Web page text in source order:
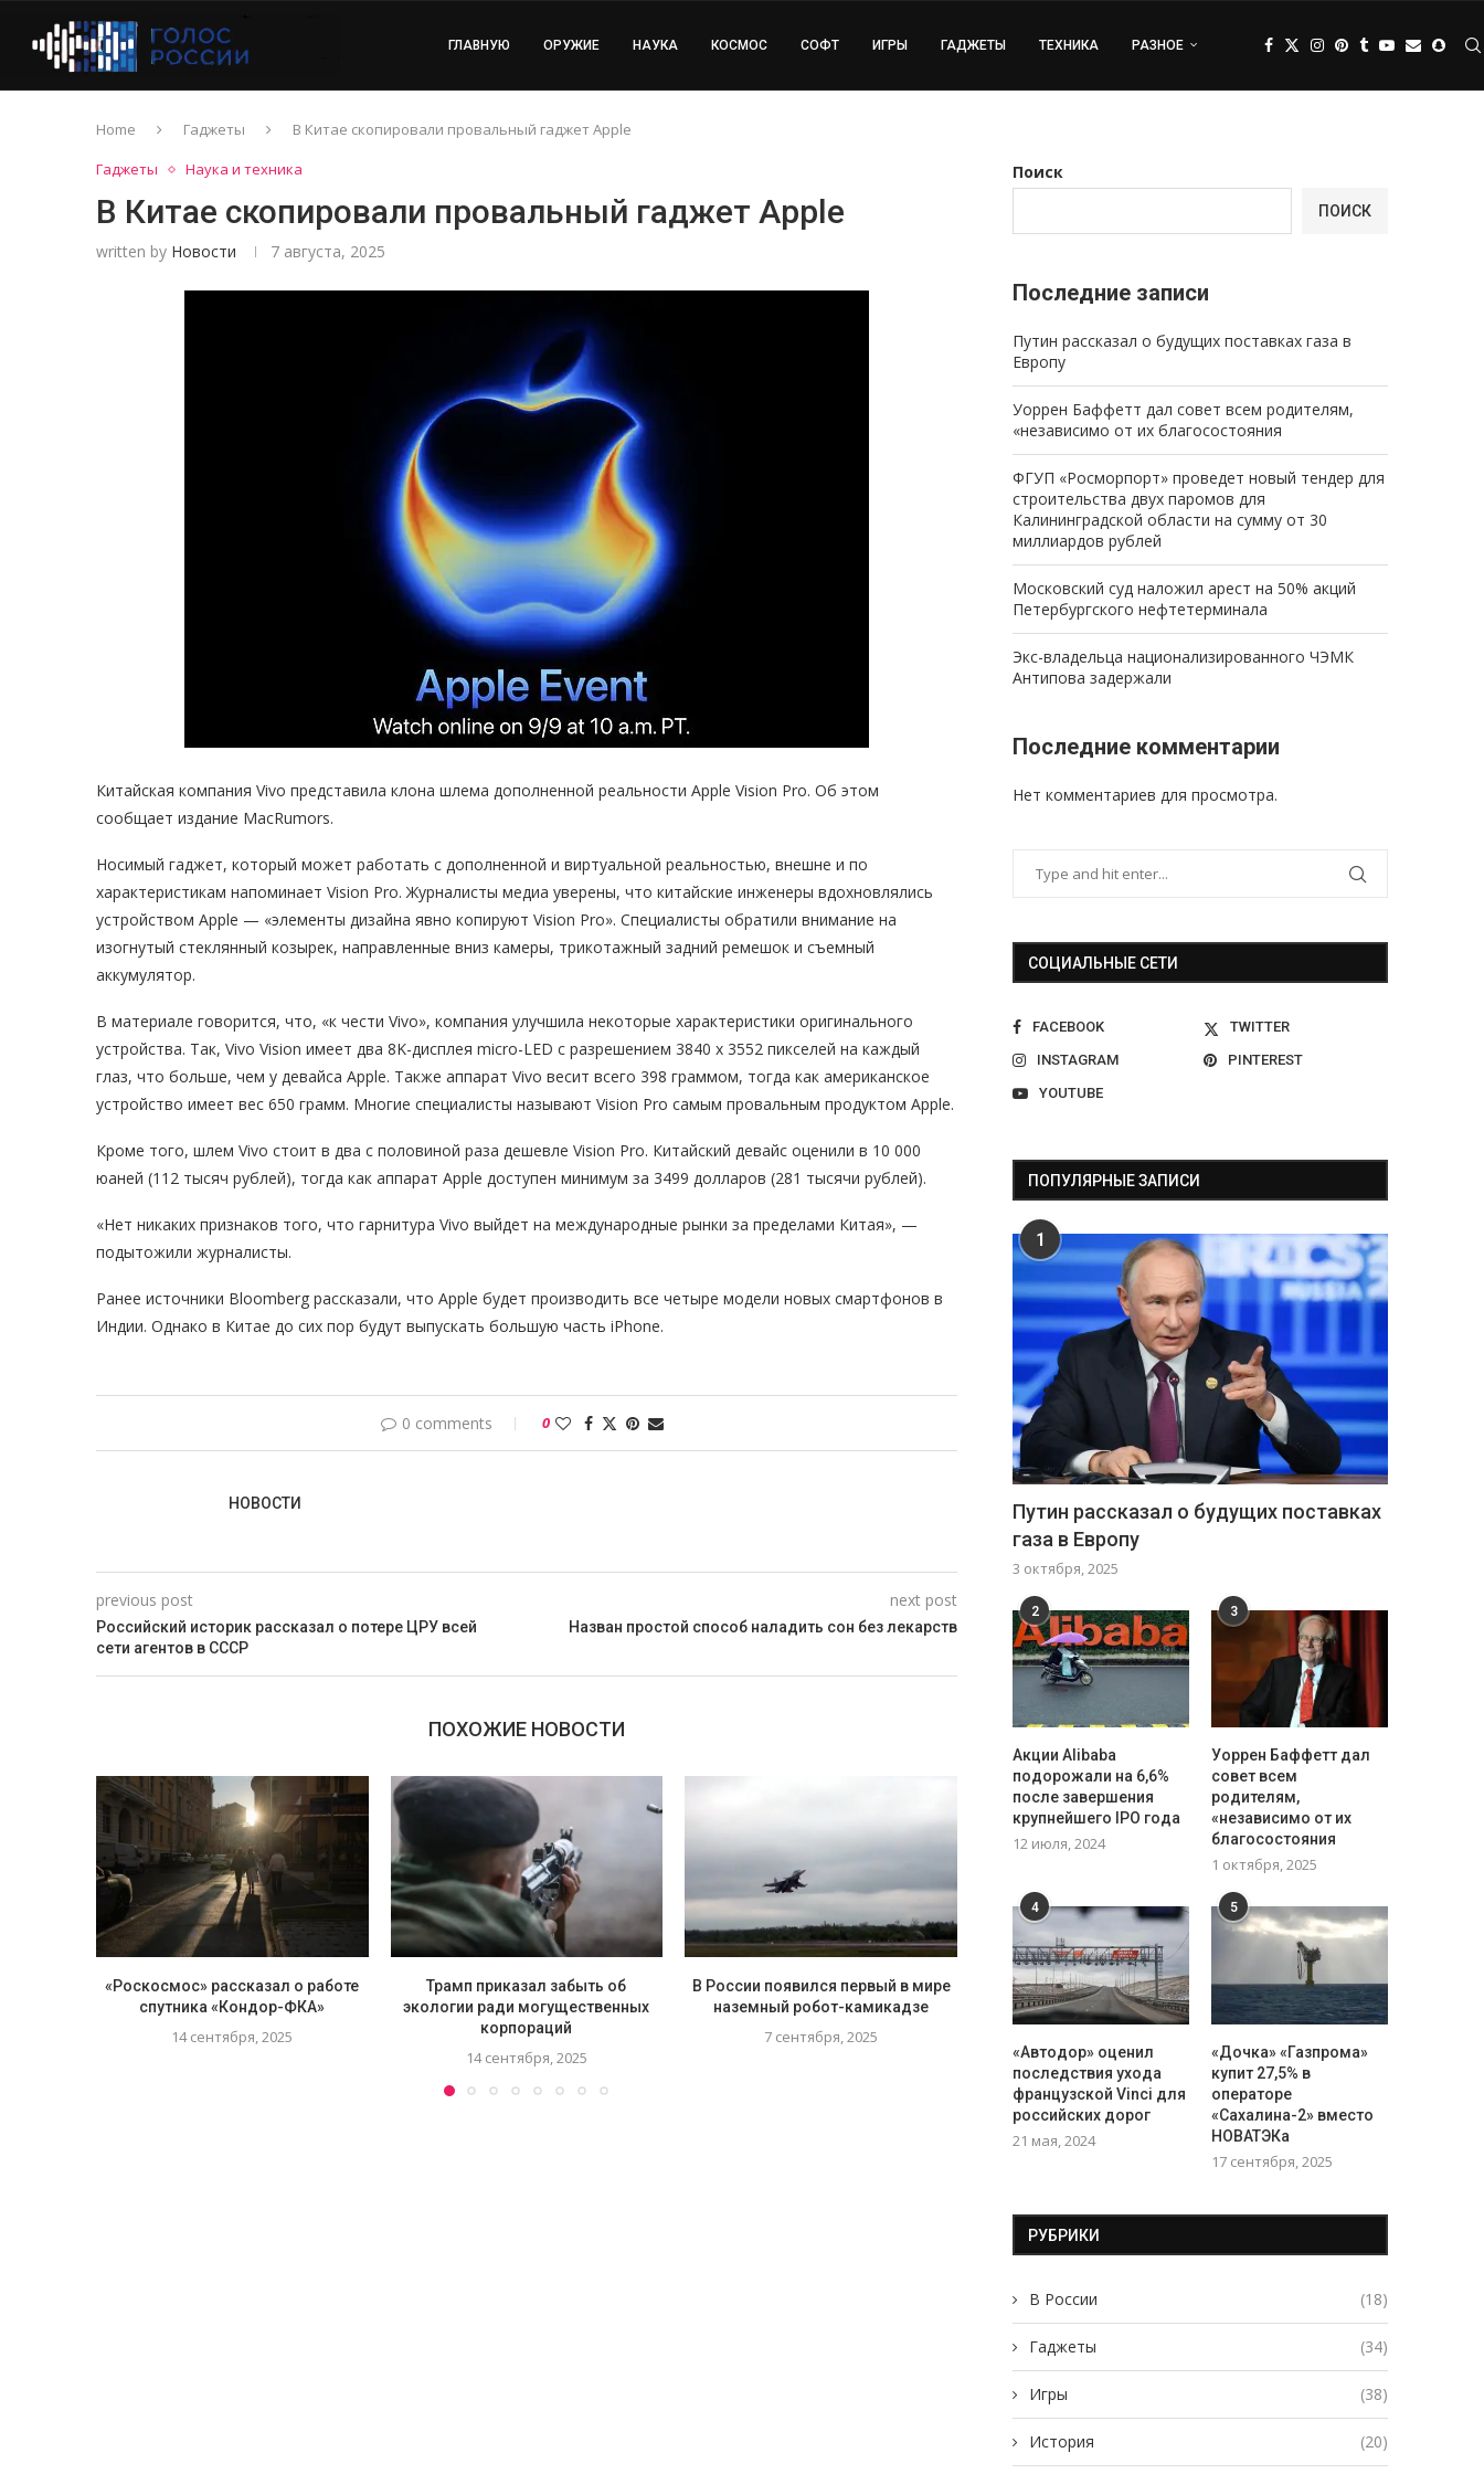
ГЛАВНУЮ ОРУЖИЕ НАУКА КОСМОС СОФТ ИГРЫ ГАДЖЕТЫ ТЕХНИКА РАЗНОЕ
Home Гаджеты
В Китае скопировали провальный гаджет Apple
Гаджеты
Наука и техника
В Китае скопировали провальный гаджет Apple
written by Новости 7 августа, 2025
Китайская компания Vivo представила клона шлема дополненной реальности Apple Vision Pro. Об этом
сообщает издание MacRumors.
Носимый гаджет, который может работать с дополненной и виртуальной реальностью, внешне и по
характеристикам напоминает Vision Pro. Журналисты медиа уверены, что китайские инженеры вдохновлялись
устройством Apple — «элементы дизайна явно копируют Vision Pro». Специалисты обратили внимание на
изогнутый стеклянный козырек, направленные вниз камеры, трикотажный задний ремешок и съемный
аккумулятор.
В материале говорится, что, «к чести Vivo», компания улучшила некоторые характеристики оригинального
устройства. Так, Vivo Vision имеет два 8K-дисплея micro-LED с разрешением 3840 х 3552 пикселей на каждый
глаз, что больше, чем у девайса Apple. Также аппарат Vivo весит всего 398 граммом, тогда как американское
устройство имеет вес 650 грамм. Многие специалисты называют Vision Pro самым провальным продуктом Apple.
Кроме того, шлем Vivo стоит в два с половиной раза дешевле Vision Pro. Китайский девайс оценили в 10 000
юаней (112 тысяч рублей), тогда как аппарат Apple доступен минимум за 3499 долларов (281 тысячи рублей).
«Нет никаких признаков того, что гарнитура Vivo выйдет на международные рынки за пределами Китая», —
подытожили журналисты.
Ранее источники Bloomberg рассказали, что Apple будет производить все четыре модели новых смартфонов в
Индии. Однако в Китае до сих пор будут выпускать большую часть iPhone.
0 comments 0
НОВОСТИ
previous post
Российский историк рассказал о потере ЦРУ всей
сети агентов в СССР
next post
Назван простой способ наладить сон без лекарств
ПОХОЖИЕ НОВОСТИ
«Роскосмос» рассказал о работе
спутника «Кондор-ФКА»
14 сентября, 2025
Трамп приказал забыть об
экологии ради могущественных
корпораций
14 сентября, 2025
В России появился первый в мире
наземный робот-камикадзе
7 сентября, 2025
Названа самая подходящая для
GTA VI консоль
«Морских терминаторов»
превратят в ракетные
Поиск
ПОИСК
Последние записи
Путин рассказал о будущих поставках газа в
Европу
Уоррен Баффетт дал совет всем родителям,
«независимо от их благосостояния
ФГУП «Росморпорт» проведет новый тендер для
строительства двух паромов для
Калининградской области на сумму от 30
миллиардов рублей
Московский суд наложил арест на 50% акций
Петербургского нефтетерминала
Экс-владельца национализированного ЧЭМК
Антипова задержали
Последние комментарии
Нет комментариев для просмотра.
СОЦИАЛЬНЫЕ СЕТИ
FACEBOOK
TWITTER
INSTAGRAM
PINTEREST
YOUTUBE
ПОПУЛЯРНЫЕ ЗАПИСИ
1
Путин рассказал о будущих поставках
газа в Европу
3 октября, 2025
2
Акции Alibaba
подорожали на 6,6%
после завершения
крупнейшего IPO года
12 июля, 2024
3
Уоррен Баффетт дал
совет всем
родителям,
«независимо от их
благосостояния
1 октября, 2025
4
«Автодор» оценил
последствия ухода
французской Vinci для
российских дорог
21 мая, 2024
5
«Дочка» «Газпрома»
купит 27,5% в
операторе
«Сахалина-2» вместо
НОВАТЭКа
17 сентября, 2025
РУБРИКИ
В России (18)
Гаджеты (34)
Игры (38)
История (20)